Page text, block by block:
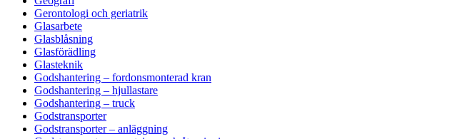
Gerontologi och geriatrik
Glasarbete
Glasblåsning
Glasförädling
Glasteknik
Godshantering – fordonsmonterad kran
Godshantering – hjullastare
Godshantering – truck
Godstransporter
Godstransporter – anläggning